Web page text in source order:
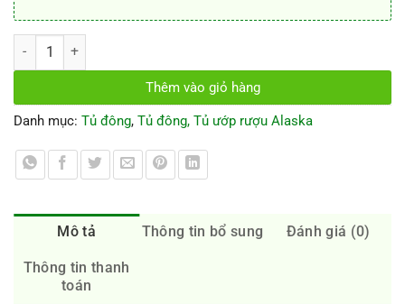
Tủ đông mát Alaska BCD-5567N, 550 Lit số lượng
Thêm vào giỏ hàng
Danh mục: Tủ đông, Tủ đông, Tủ ướp rượu Alaska
Mô tả Thông tin bổ sung Đánh giá (0)
Thông tin thanh
toán